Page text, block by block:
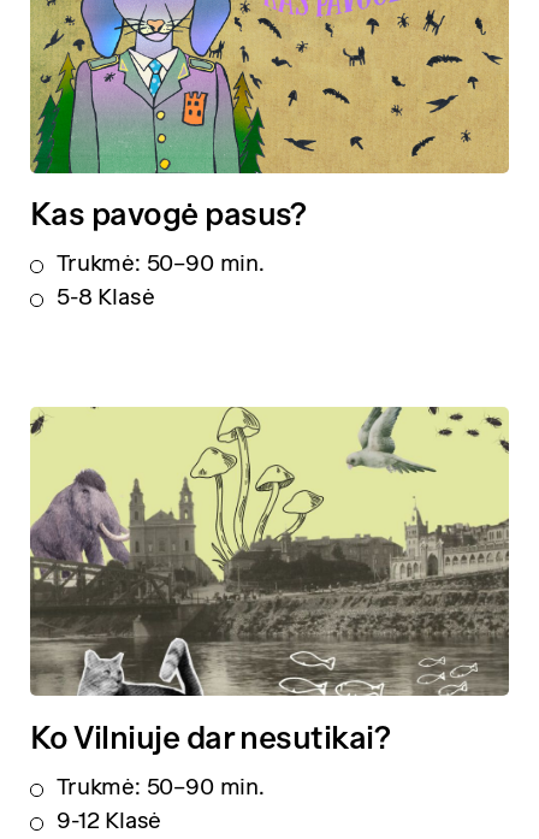
Kas pavogė pasus?
Trukmė: 50–90 min.
5-8 Klasė
Ko Vilniuje dar nesutikai?
Trukmė: 50–90 min.
9-12 Klasė